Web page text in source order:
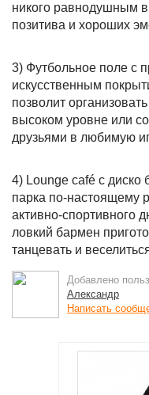
никого равнодушным
позитива и хороших
3) Футбольное поле с
искусственным
позволит
высоком уровне или
друзьями в любимую
4) Lounge café с диско
парка по-настоящему
активно-спортивного
ловкий бармен
танцевать и
Добавлено
Александр
Написать